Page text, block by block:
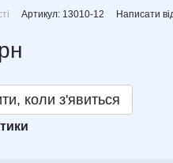
Артикул: 13010-12 Написати
коли з'явиться